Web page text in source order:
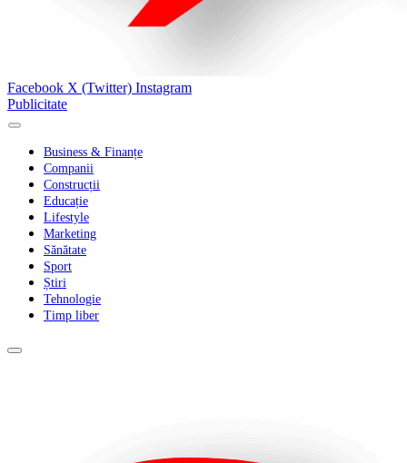
Facebook X (Twitter) Instagram
Publicitate
Business & Finanțe
Companii
Construcții
Educație
Lifestyle
Marketing
Sănătate
Sport
Știri
Tehnologie
Timp liber